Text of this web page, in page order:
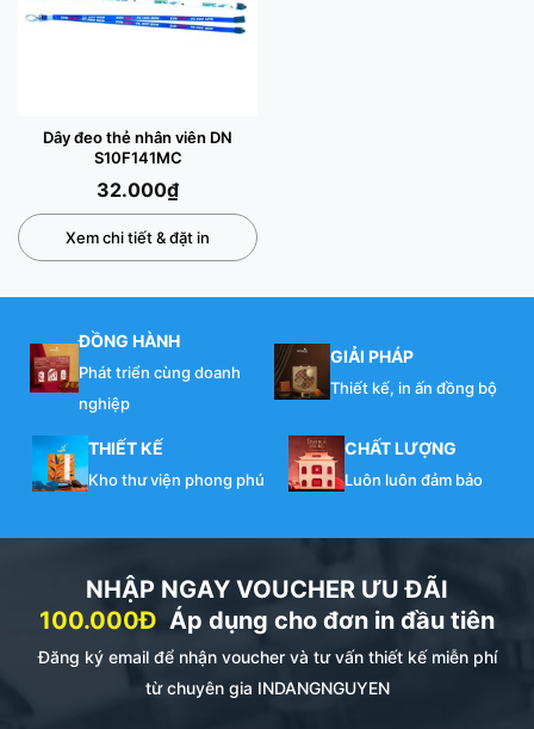
Dây đeo thẻ nhân viên DN
S10F141MC
32.000₫
Xem chi tiết & đặt in
ĐỒNG HÀNH
Phát triển cùng doanh
nghiệp
GIẢI PHÁP
Thiết kế, in ấn đồng bộ
THIẾT KẾ
Kho thư viện phong phú
CHẤT LƯỢNG
Luôn luôn đảm bảo
NHẬP NGAY VOUCHER ƯU ĐÃI
100.000Đ Áp dụng cho đơn in đầu tiên
Đăng ký email để nhận voucher và tư vấn thiết kế miễn phí
từ chuyên gia INDANGNGUYEN